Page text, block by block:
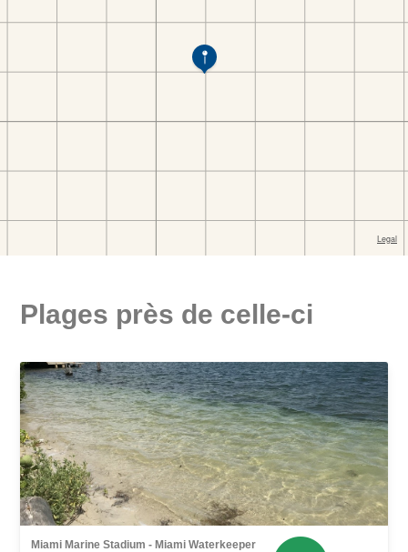
Plages près de celle-ci
Miami Marine Stadium - Miami Waterkeeper